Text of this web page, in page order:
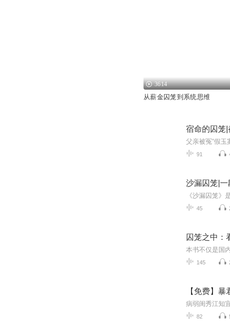
3614
从薪金囚笼到系统思维
宿命的囚笼|
91
沙漏囚笼|
45
囚笼之中：
145
【免费】
82